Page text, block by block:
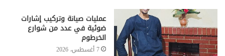
عمليات صيانة وتركيب إشارات
ضوئية في عدد من شوارع
الخرطوم
7 أغسطس، 2026